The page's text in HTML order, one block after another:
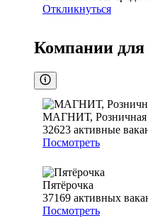
Откликнуться
Компании для
МАГНИТ, Розничная
32623 активные
Посмотреть
Пятёрочка
37169 активных
Посмотреть